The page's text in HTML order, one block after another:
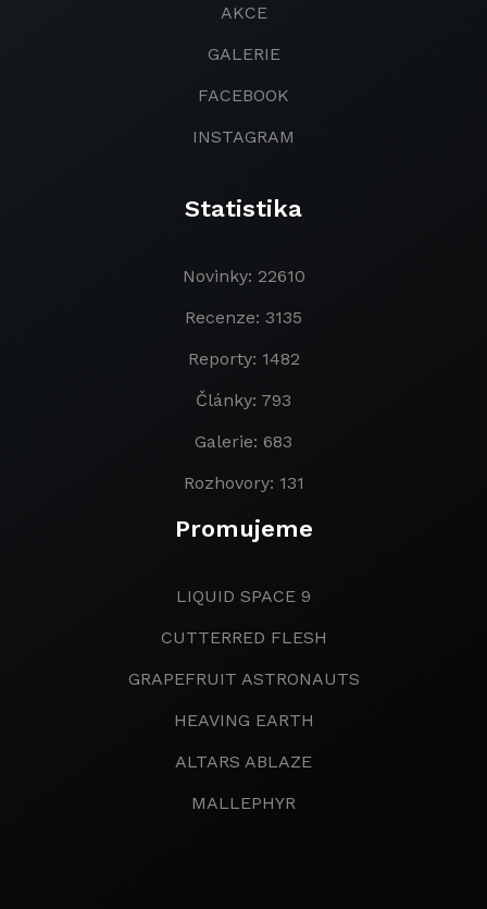
AKCE
GALERIE
FACEBOOK
INSTAGRAM
Statistika
Novinky: 22610
Recenze: 3135
Reporty: 1482
Články: 793
Galerie: 683
Rozhovory: 131
Promujeme
LIQUID SPACE 9
CUTTERRED FLESH
GRAPEFRUIT ASTRONAUTS
HEAVING EARTH
ALTARS ABLAZE
MALLEPHYR